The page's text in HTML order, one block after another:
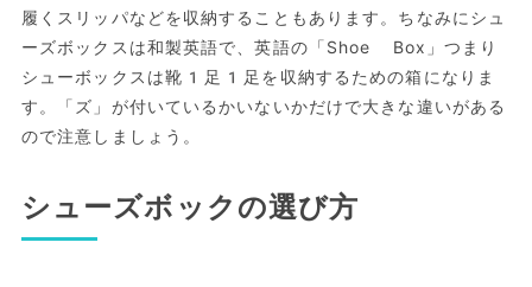
履くスリッパなどを収納することもあります。ちなみにシュ
ーズボックスは和製英語で、英語の「Shoe Box」つまり
シューボックスは靴1足1足を収納するための箱になりま
す。「ズ」が付いているかいないかだけで大きな違いがある
ので注意しましょう。
シューズボックの選び方